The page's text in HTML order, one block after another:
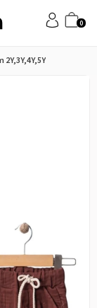
0